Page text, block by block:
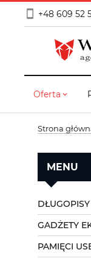
+48 609 52
Oferta
Strona
MENU
GADŻETY
PAMIĘCI